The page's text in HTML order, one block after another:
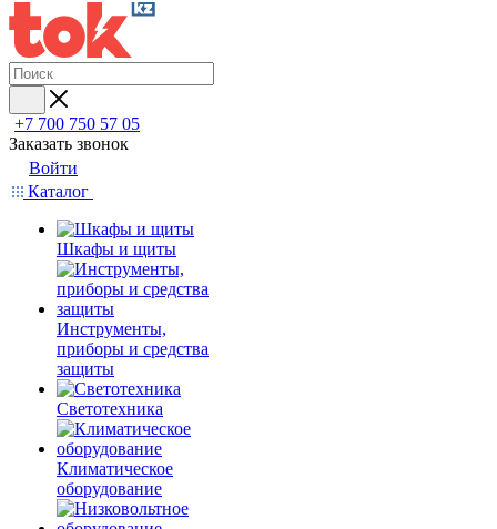
+7 700 750 57 05
Заказать звонок
Войти
Каталог
Шкафы и щиты
Инструменты,
приборы и средства
защиты
Светотехника
Климатическое
оборудование